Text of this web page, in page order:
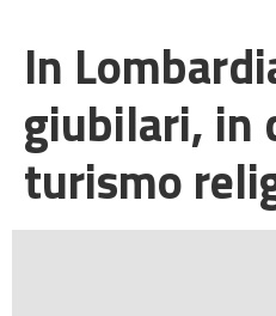
In
giubilari, in
turismo